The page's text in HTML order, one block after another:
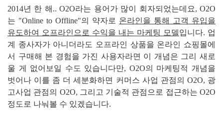
2014년 한 해.. O2O라는 용어가 많이 회자되었는데요, O2O
는 "Online to Offline"의 약자로 온라인을 통해 고객 유입을
유도하여 오프라인으로 수익을 내는 마케팅 모델입니다. 업
계 종사자가 아니더라도 오프라인 상품을 온라인 쇼핑몰에
서 구매해 본 경험을 가진 사용자라면 이 개념은 그리 새로
울 게 없어보일 수도 있습니다만, O2O의 마케팅적 개념을
벗어나 이를 좀 더 세분화하면 커머스 사업 관점의 O2O, 광
고사업 관점의 O2O, 그리고 기술적 관점으로 접근하는 O2O
정도로 나눠볼 수 있겠습니다.